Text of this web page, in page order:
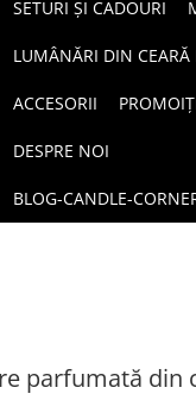
SETURI ȘI CADOURI
LUMÂNĂRI DIN CEARĂ
ACCESORII
DESPRE NOI
BLOG-CANDLE-
parfumată din